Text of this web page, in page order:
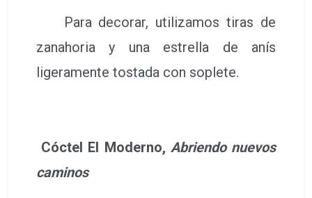
Para decorar, utilizamos tiras de
zanahoria y una estrella de anís
ligeramente tostada con soplete.
Cóctel El Moderno, Abriendo nuevos
caminos